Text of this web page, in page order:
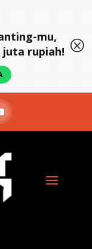
mu,
juta rupiah! Q